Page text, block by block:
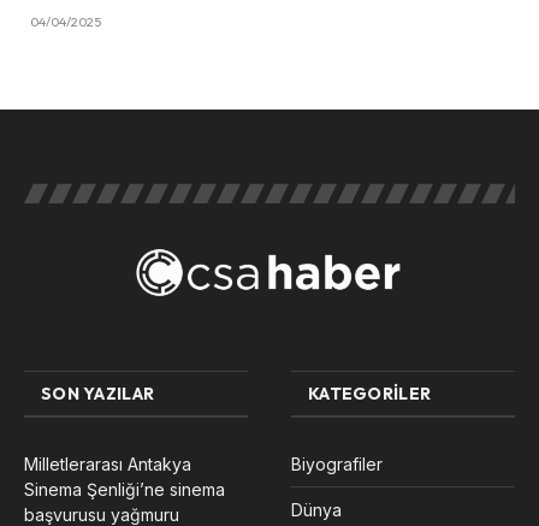
04/04/2025
SON YAZILAR
Milletlerarası Antakya
Sinema Şenliği’ne sinema
başvurusu yağmuru
KATEGORILER
Biyografiler
Dünya